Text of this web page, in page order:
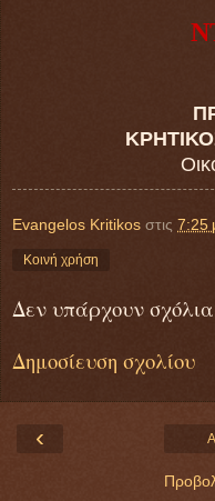
Evangelos Kritikos στις 7:25
Κοινή χρήση
Δεν υπάρχουν
Δημοσίευση σχολίου
‹